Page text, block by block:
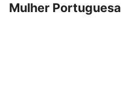
Mulher Portuguesa